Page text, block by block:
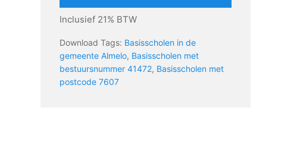
Inclusief 21% BTW
Download Tags: Basisscholen in de
gemeente Almelo, Basisscholen met
bestuursnummer 41472, Basisscholen met
postcode 7607